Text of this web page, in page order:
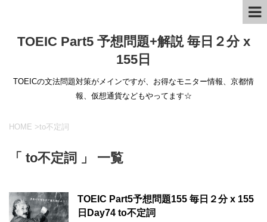
TOEIC Part5 予想問題+解説 毎日２分 x
155日
TOEICの文法問題対策がメインですが、お得なモニター情報、京都情
報、仮想通貨などもやってます☆
HOME >to不定詞
「 to不定詞 」 一覧
TOEIC Part5予想問題155 毎日２分 x 155
日Day74 to不定詞